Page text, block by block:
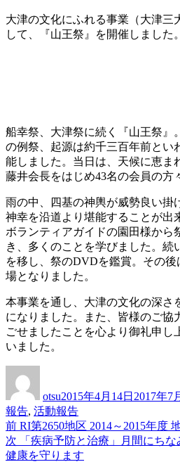
大津の文化にふれる事業（大津三
して、『山王祭』を開催しました。
船幸祭、大津祭に続く『山王祭』
の例祭、起源は約千三百年前とい
能しました。当日は、天候に恵ま
藤井会長をはじめ43名の会員の方
雨の中、四基の神輿が威勢良い掛
神幸を沿道より堪能することが出
ボランティアガイドの園田様から
き、多くのことを学びました。続
を移し、祭のDVDを鑑賞。その
場となりました。
本事業を通し、大津の文化の深さ
になりました。また、皆様のご協
ごせましたことを心より御礼申し
いました。
者
otsu日:
2015年4月14日 2017年7
報告, 活動報告
投
稿
前 前
の
投
RI第2650地区 2014～2015年度
次
次
の
「疾病予防と治療」月間にち
健康を守ります